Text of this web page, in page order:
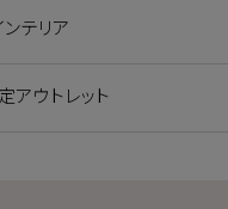
ンテリア
アウトレット